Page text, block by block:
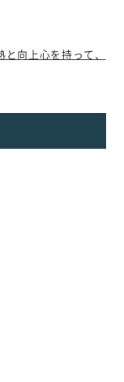
と向上心を持って、